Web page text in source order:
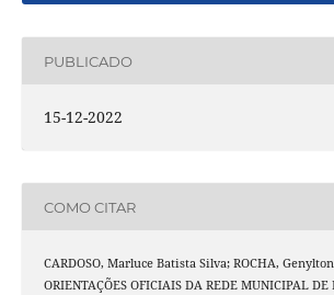
PUBLICADO
15-12-2022
COMO CITAR
CARDOSO, Marluce Batista Silva; ROCHA,
ORIENTAÇÕES OFICIAIS DA REDE MUNICIPAL DE